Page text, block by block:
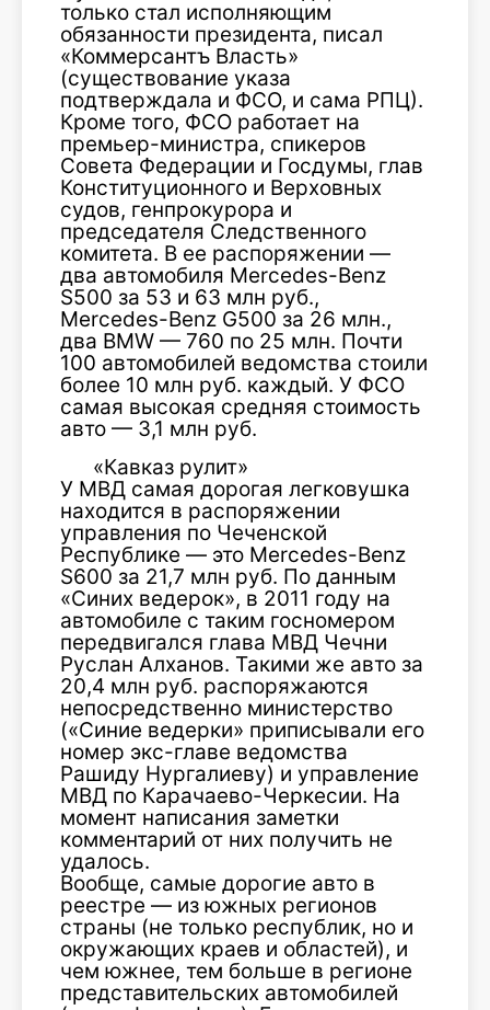
только стал исполняющим
обязанности президента, писал
«Коммерсантъ Власть»
(существование указа
подтверждала и ФСО, и сама РПЦ).
Кроме того, ФСО работает на
премьер-министра, спикеров
Совета Федерации и Госдумы, глав
Конституционного и Верховных
судов, генпрокурора и
председателя Следственного
комитета. В ее распоряжении —
два автомобиля Mercedes-Benz
S500 за 53 и 63 млн руб.,
Mercedes-Benz G500 за 26 млн.,
два BMW — 760 по 25 млн. Почти
100 автомобилей ведомства стоили
более 10 млн руб. каждый. У ФСО
самая высокая средняя стоимость
авто — 3,1 млн руб.
«Кавказ рулит»
У МВД самая дорогая легковушка
находится в распоряжении
управления по Чеченской
Республике — это Mercedes-Benz
S600 за 21,7 млн руб. По данным
«Синих ведерок», в 2011 году на
автомобиле с таким госномером
передвигался глава МВД Чечни
Руслан Алханов. Такими же авто за
20,4 млн руб. распоряжаются
непосредственно министерство
(«Синие ведерки» приписывали его
номер экс-главе ведомства
Рашиду Нургалиеву) и управление
МВД по Карачаево-Черкесии. На
момент написания заметки
комментарий от них получить не
удалось.
Вообще, самые дорогие авто в
реестре — из южных регионов
страны (не только республик, но и
окружающих краев и областей), и
чем южнее, тем больше в регионе
представительских автомобилей